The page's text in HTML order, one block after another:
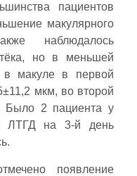
пациентов
макулярного
наблюдалось
но в меньшей
в макуле в первой
мкм, во второй
Было 2 пациента у
ЛТГД на 3-й день
появление